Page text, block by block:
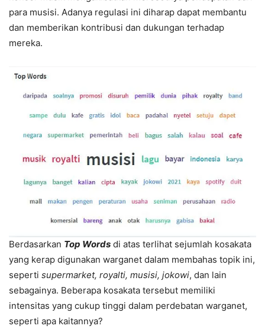
para musisi. Adanya regulasi ini diharap dapat membantu
dan memberikan kontribusi dan dukungan terhadap
mereka.
Berdasarkan Top Words di atas terlihat sejumlah kosakata
yang kerap digunakan warganet dalam membahas topik ini,
seperti supermarket, royalti, musisi, jokowi, dan lain
sebagainya. Beberapa kosakata tersebut memiliki
intensitas yang cukup tinggi dalam perdebatan warganet,
seperti apa kaitannya?